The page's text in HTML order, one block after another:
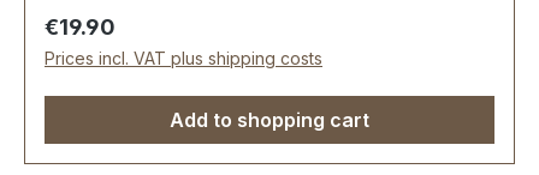
Handgalvanisiert.Sehr stabil, bestens geeignet
für Taschen, Reisetaschen,
Weekender.Durchlassweite: 30 mm, Gesamthöhe
von oben nach unten: 45 mm.Lieferumfang:1
Stück Karabinerhaken
Regular price:
€19.90
Prices incl. VAT plus shipping costs
Add to shopping cart